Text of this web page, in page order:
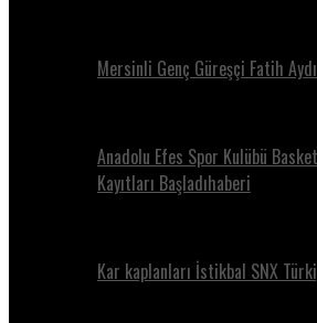
Mersinli Genç Güreşçi Fatih
Anadolu Efes Spor Kulübü
Kayıtları Başladıhaberi
Kar kaplanları İstikbal SNX